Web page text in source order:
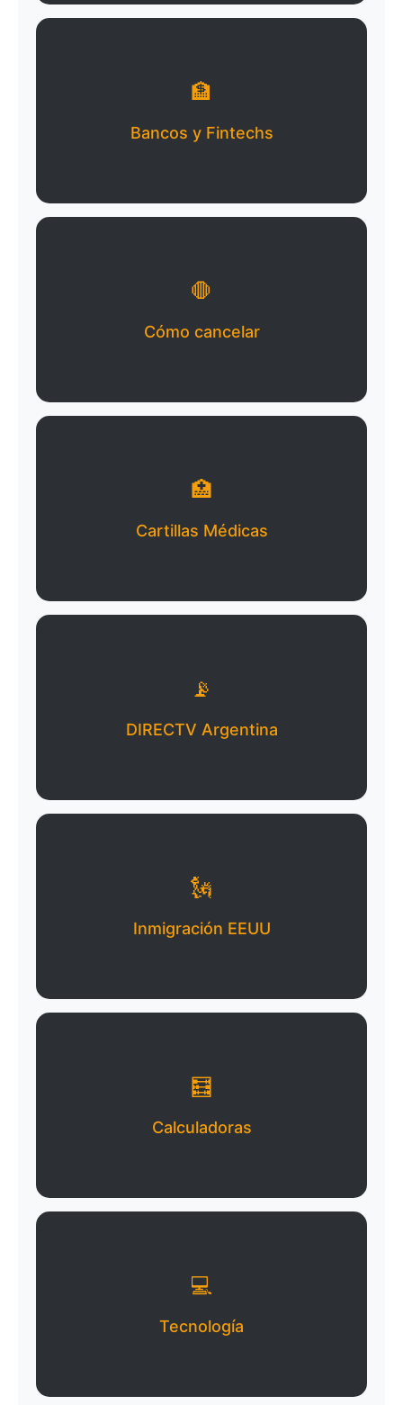
🏦
Bancos y Fintechs
🛑
Cómo cancelar
🏥
Cartillas Médicas
📡
DIRECTV Argentina
🗽
Inmigración EEUU
🧮
Calculadoras
💻
Tecnología